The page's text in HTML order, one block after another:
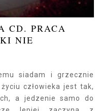
CD. PRACA
NIE
siadam i grzecznie
człowieka jest tak,
a jedzenie samo do